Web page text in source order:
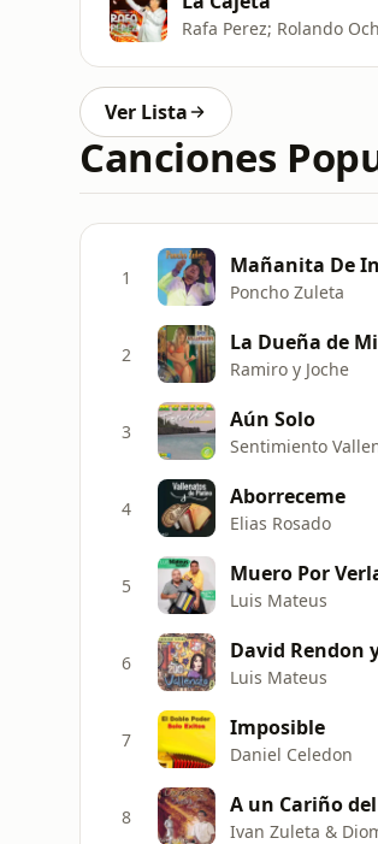
Rafa Perez; Rolando
Ver Lista
Canciones
1 Mañanita De
Poncho Zuleta
2 La Dueña de
Ramiro y Joche
3 Aún Solo
Sentimiento
4 Aborreceme
Elias Rosado
5 Muero Por
Luis Mateus
6 David Rendon
Luis Mateus
7 Imposible
Daniel Celedon
8 A un Cariño
Ivan Zuleta &